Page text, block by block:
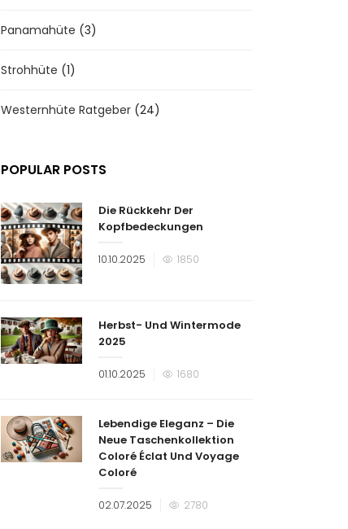
Panamahüte (3)
Strohhüte (1)
Westernhüte Ratgeber (24)
POPULAR POSTS
Die Rückkehr Der
Kopfbedeckungen
Veröffentlicht
10.10.2025 1850
Herbst- Und Wintermode
2025
Veröffentlicht
01.10.2025 1680
Lebendige Eleganz – Die
Neue Taschenkollektion
Coloré Éclat Und Voyage
Coloré
Veröffentlicht
02.07.2025 2780